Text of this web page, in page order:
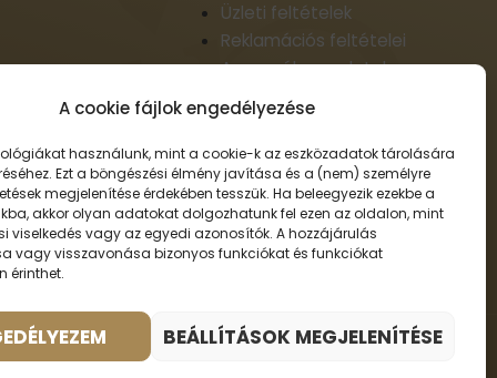
A cookie fájlok engedélyezése
használunk, mint a cookie-k az eszközadatok tárolására
Ezt a böngészési élmény javítása és a (nem) személyre
megjelenítése érdekében tesszük. Ha beleegyezik ezekbe a
akkor olyan adatokat dolgozhatunk fel ezen az oldalon, mint
viselkedés vagy az egyedi azonosítók. A hozzájárulás
vagy visszavonása bizonyos funkciókat és funkciókat
érinthet.
BEÁLLÍTÁSOK MEGJELENÍTÉSE
Üzleti feltételek
Reklamációs feltételei
A személyes adatok
feldolgozásának alapelvei
Szállítási információk
Cookie-fájlok
Nagykereskedelem
Elállás a szerződéstől